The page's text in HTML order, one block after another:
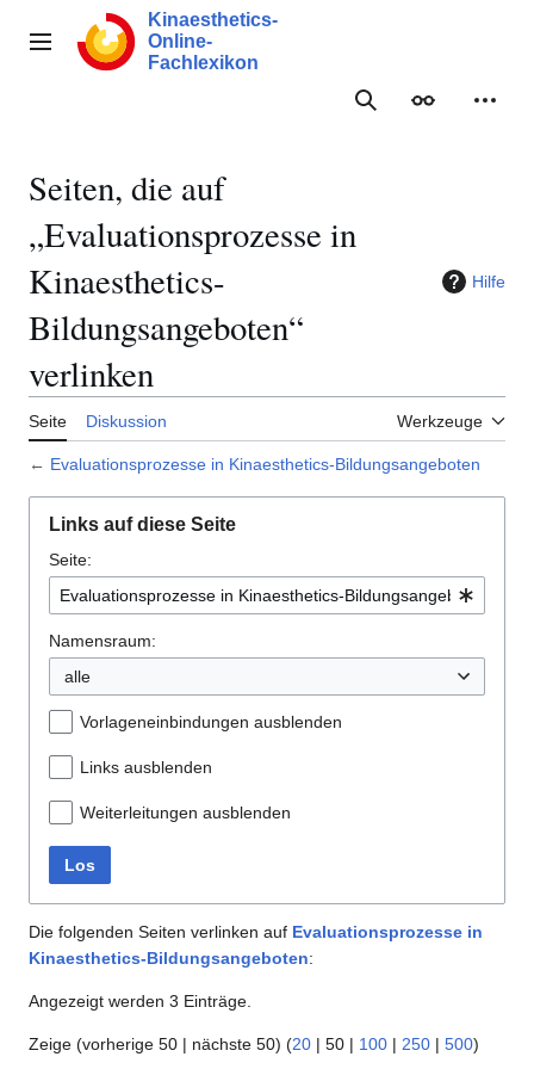
Inhalt
springenHauptmenü
Kinaesthetics-
Online-
Fachlexikon
Suche
Seiten, die auf
„Evaluationsprozesse in
Kinaesthetics-
Bildungsangeboten“
verlinken
Hilfe
Seite Diskussion Werkzeuge
← Evaluationsprozesse in Kinaesthetics-Bildungsangeboten
Links auf diese Seite
Seite:
Namensraum:
alle
Vorlageneinbindungen ausblenden
Links ausblenden
Weiterleitungen ausblenden
Los
Die folgenden Seiten verlinken auf Evaluationsprozesse in
Kinaesthetics-Bildungsangeboten:
Angezeigt werden 3 Einträge.
Zeige (vorherige 50 | nächste 50) (20 | 50 | 100 | 250 | 500)